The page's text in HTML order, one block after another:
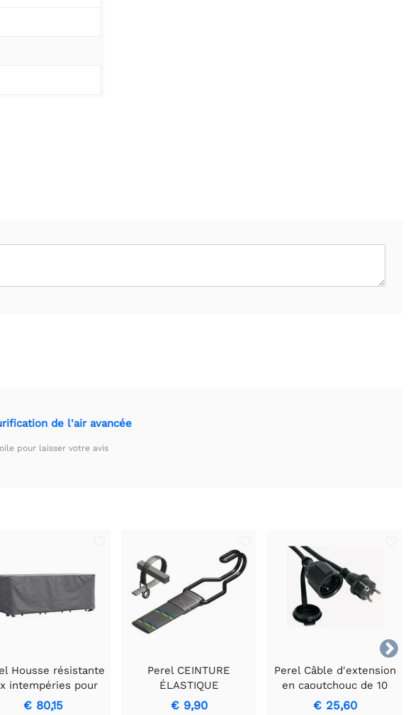
de l'air avancée
pour laisser votre avis

Housse résistante
intempéries pour
ensemble de jardin
€ 80,15
Perel CEINTURE
ÉLASTIQUE
UNIVERSELLE 600 x 20
€ 9,90
Perel Câble d'extension
en caoutchouc de 10
mètres avec
€ 25,60